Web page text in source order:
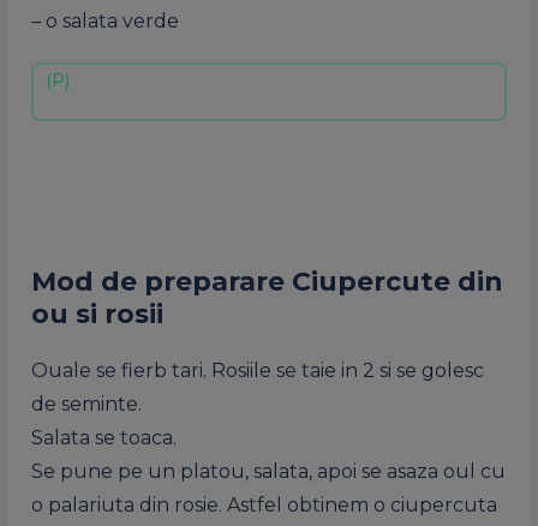
– o salata verde
Mod de preparare Ciupercute din
ou si rosii
Ouale se fierb tari. Rosiile se taie in 2 si se golesc
de seminte.
Salata se toaca.
Se pune pe un platou, salata, apoi se asaza oul cu
o palariuta din rosie. Astfel obtinem o ciupercuta